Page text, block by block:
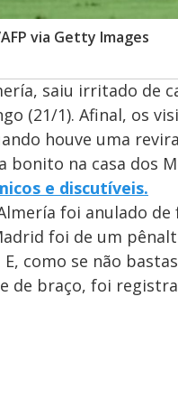
AFP via Getty Images
saiu irritado de
(21/1). Afinal, os
houve uma
bonito na casa dos
e discutíveis.
foi anulado
foi de um
como se não
de braço, foi